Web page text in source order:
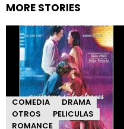
MORE STORIES
COMEDIA
DRAMA
OTROS
PELICULAS
ROMANCE